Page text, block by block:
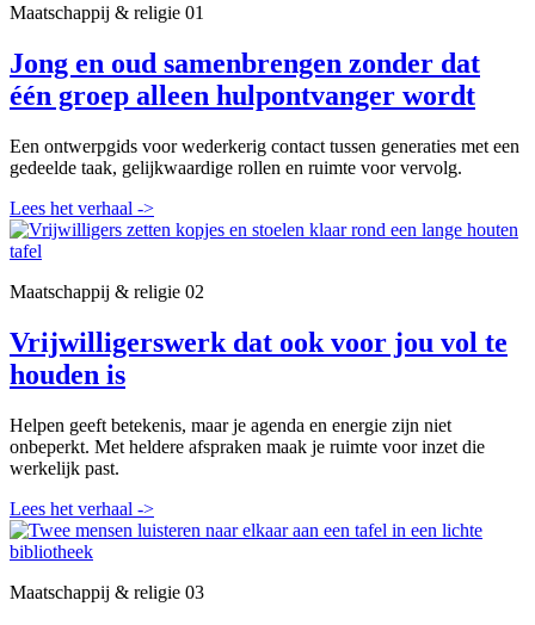
Maatschappij & religie 01
Jong en oud samenbrengen zonder dat
één groep alleen hulpontvanger wordt
Een ontwerpgids voor wederkerig contact tussen generaties met een
gedeelde taak, gelijkwaardige rollen en ruimte voor vervolg.
Lees het verhaal ->
Maatschappij & religie 02
Vrijwilligerswerk dat ook voor jou vol te
houden is
Helpen geeft betekenis, maar je agenda en energie zijn niet
onbeperkt. Met heldere afspraken maak je ruimte voor inzet die
werkelijk past.
Lees het verhaal ->
Maatschappij & religie 03